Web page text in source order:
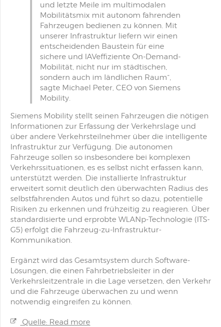
und letzte Meile im multimodalen
Mobilitätsmix mit autonom fahrenden
Fahrzeugen bedienen zu können. Mit
unserer Infrastruktur liefern wir einen
entscheidenden Baustein für eine
sichere und IAVeffiziente On-Demand-
Mobilität, nicht nur im städtischen,
sondern auch im ländlichen Raum“,
sagte Michael Peter, CEO von Siemens
Mobility.
Siemens Mobility stellt seinen Fahrzeugen die nötigen
Informationen zur Erfassung der Verkehrslage und
über andere Verkehrsteilnehmer über die intelligente
Infrastruktur zur Verfügung. Die autonomen
Fahrzeuge sollen so insbesondere bei komplexen
Verkehrssituationen, es es selbst nicht erfassen kann,
unterstützt werden. Die installierte Infrastruktur
erweitert somit deutlich den überwachten Radius des
selbstfahrenden Autos und führt so dazu, potentielle
Risiken zu erkennen und frühzeitig zu reagieren. Über
standardisierte und erprobte WLANp-Technologie (ITS-
G5) erfolgt die Fahrzeug-zu-Infrastruktur-
Kommunikation.
Ergänzt wird das Gesamtsystem durch Software-
Lösungen, die einen Fahrbetriebsleiter in der
Verkehrsleitzentrale in die Lage versetzen, den Verkehr
und die Fahrzeuge überwachen zu und wenn
notwendig eingreifen zu können.
Quelle: Read more